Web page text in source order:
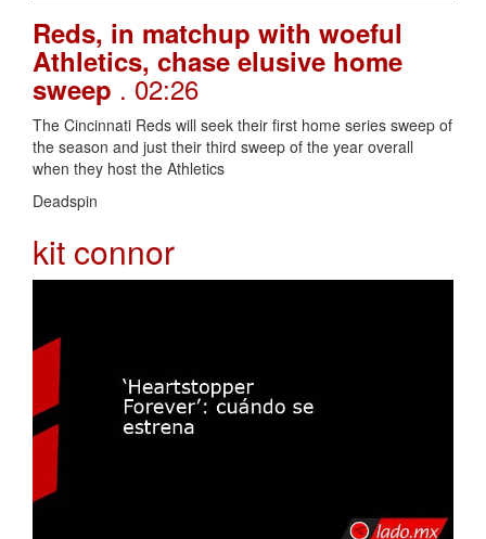
Reds, in matchup with woeful
Athletics, chase elusive home
sweep . 02:26
The Cincinnati Reds will seek their first home series sweep of
the season and just their third sweep of the year overall
when they host the Athletics
Deadspin
kit connor